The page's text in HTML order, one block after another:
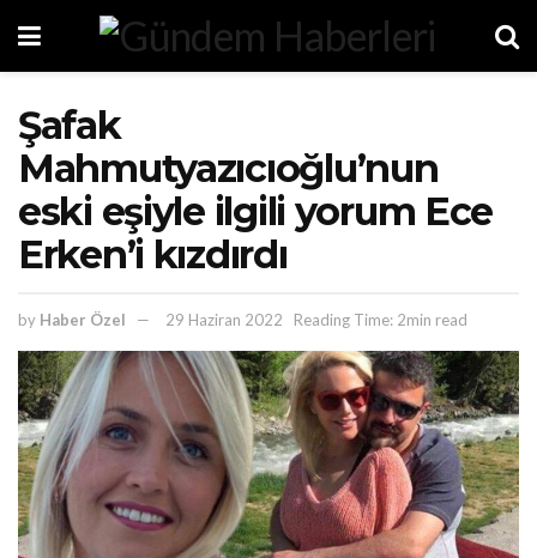
Şafak
Mahmutyazıcıoğlu’nun
eski eşiyle ilgili yorum Ece
Erken’i kızdırdı
by Haber Özel 29 Haziran 2022 Reading Time: 2min read